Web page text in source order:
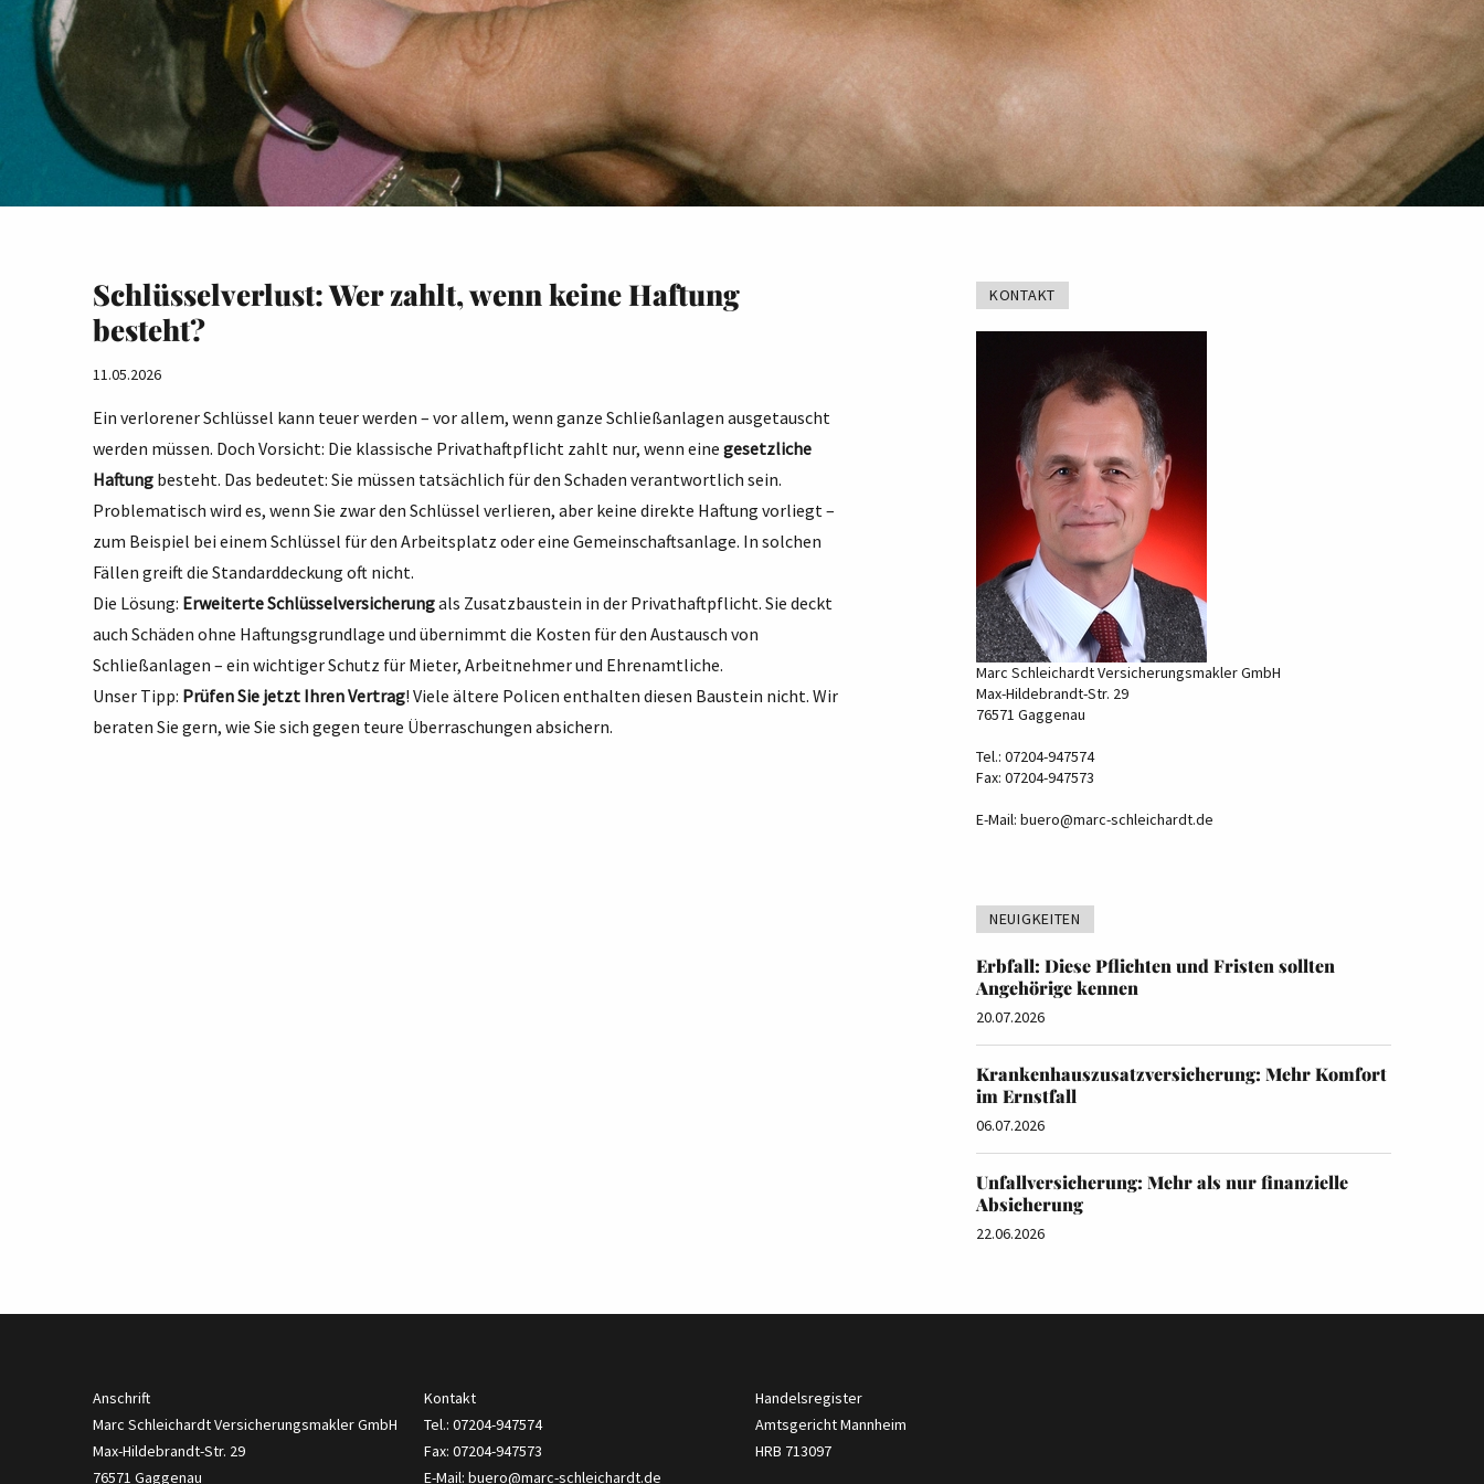
Schlüsselverlust: Wer zahlt, wenn keine Haftung
besteht?
11.05.2026
Ein verlorener Schlüssel kann teuer werden – vor allem, wenn ganze Schließanlagen ausgetauscht
werden müssen. Doch Vorsicht: Die klassische Privathaftpflicht zahlt nur, wenn eine gesetzliche
Haftung besteht. Das bedeutet: Sie müssen tatsächlich für den Schaden verantwortlich sein.
Problematisch wird es, wenn Sie zwar den Schlüssel verlieren, aber keine direkte Haftung vorliegt –
zum Beispiel bei einem Schlüssel für den Arbeitsplatz oder eine Gemeinschaftsanlage. In solchen
Fällen greift die Standarddeckung oft nicht.
Die Lösung: Erweiterte Schlüsselversicherungals Zusatzbaustein in der Privathaftpflicht. Sie deckt
auch Schäden ohne Haftungsgrundlage und übernimmt die Kosten für den Austausch von
Schließanlagen – ein wichtiger Schutz für Mieter, Arbeitnehmer und Ehrenamtliche.
Unser Tipp: Prüfen Sie jetzt Ihren Vertrag! Viele ältere Policen enthalten diesen Baustein nicht. Wir
beraten Sie gern, wie Sie sich gegen teure Überraschungen absichern.
KONTAKT
Marc Schleichardt Versicherungsmakler GmbH
Max-Hildebrandt-Str. 29
76571 Gaggenau
Tel.: 07204-947574
Fax: 07204-947573
E-Mail: buero@marc-schleichardt.de
NEUIGKEITEN
Erbfall: Diese Pflichten und Fristen sollten
Angehörige kennen
20.07.2026
Krankenhauszusatzversicherung: Mehr Komfort
im Ernstfall
06.07.2026
Unfallversicherung: Mehr als nur finanzielle
Absicherung
22.06.2026
Anschrift
Marc Schleichardt Versicherungsmakler GmbH
Max-Hildebrandt-Str. 29
76571 Gaggenau
Kontakt
Tel.: 07204-947574
Fax: 07204-947573
E-Mail: buero@marc-schleichardt.de
Handelsregister
Amtsgericht Mannheim
HRB 713097